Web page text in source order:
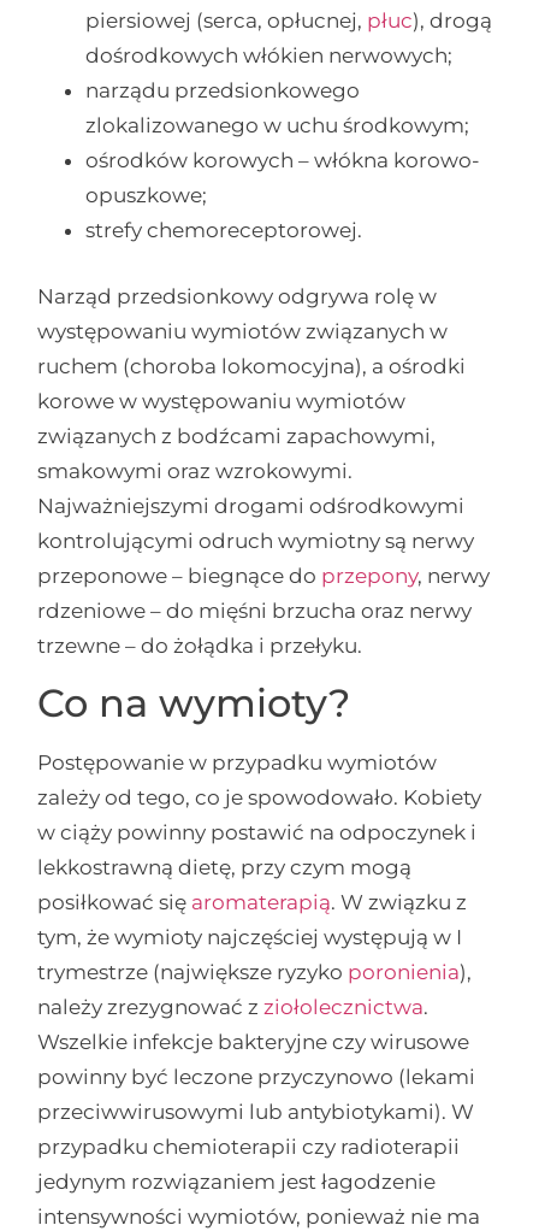
piersiowej (serca, opłucnej, płuc), drogą
dośrodkowych włókien nerwowych;
narządu przedsionkowego
zlokalizowanego w uchu środkowym;
ośrodków korowych – włókna korowo-
opuszkowe;
strefy chemoreceptorowej.
Narząd przedsionkowy odgrywa rolę w
występowaniu wymiotów związanych w
ruchem (choroba lokomocyjna), a ośrodki
korowe w występowaniu wymiotów
związanych z bodźcami zapachowymi,
smakowymi oraz wzrokowymi.
Najważniejszymi drogami odśrodkowymi
kontrolującymi odruch wymiotny są nerwy
przeponowe – biegnące do przepony, nerwy
rdzeniowe – do mięśni brzucha oraz nerwy
trzewne – do żołądka i przełyku.
Co na wymioty?
Postępowanie w przypadku wymiotów
zależy od tego, co je spowodowało. Kobiety
w ciąży powinny postawić na odpoczynek i
lekkostrawną dietę, przy czym mogą
posiłkować się aromaterapią. W związku z
tym, że wymioty najczęściej występują w I
trymestrze (największe ryzyko poronienia),
należy zrezygnować zziołolecznictwa.
Wszelkie infekcje bakteryjne czy wirusowe
powinny być leczone przyczynowo (lekami
przeciwwirusowymi lub antybiotykami). W
przypadku chemioterapii czy radioterapii
jedynym rozwiązaniem jest łagodzenie
intensywności wymiotów, ponieważ nie ma